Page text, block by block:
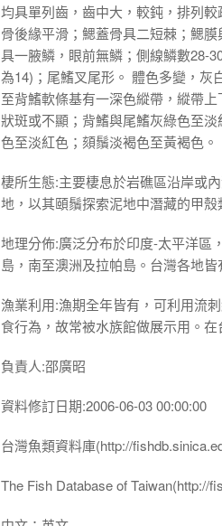
均具單列齒，齒中大，較鈍，排列
骨後緣平滑；鰓蓋骨具二短棘；鰓
具一腋鱗，眼前無鱗；側線鱗數28-
為14)；尾鰭叉尾形。 體色多變，灰
至背鰭軟條基有一深色縱帶，縱帶
狀斑或不顯；背鰭與尾鰭灰綠色至
色至淡紅色；頦鬚淡褐色至黃褐色。
棲所生態:主要棲息於岩礁區沿岸或
地，以其頤鬚探索泥地中潛藏的甲
地理分佈:廣泛分布於印度-太平洋區
島，南至澳洲及拉帕島。台灣各地
漁業利用:漁期全年皆有，可利用流
食行為，故常被水族館做展示用。在
負責人:邵廣昭
資料修訂日期:2006-06-03 00:00:00
台灣魚類資料庫(http://
The Fish Database of Taiwan(http://